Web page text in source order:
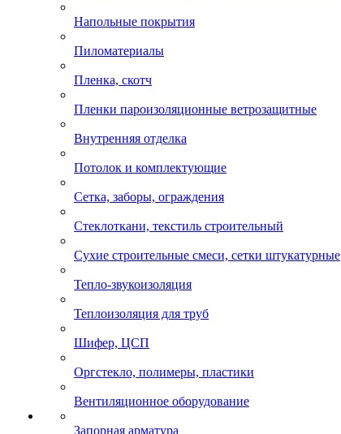
Напольные покрытия
Пиломатериалы
Пленка, скотч
Пленки пароизоляционные ветрозащитные
Внутренняя отделка
Потолок и комплектующие
Сетка, заборы, ограждения
Стеклоткани, текстиль строительный
Сухие строительные смеси, сетки штукатурные
Тепло-звукоизоляция
Теплоизоляция для труб
Шифер, ЦСП
Оргстекло, полимеры, пластики
Вентиляционное оборудование
Запорная арматура